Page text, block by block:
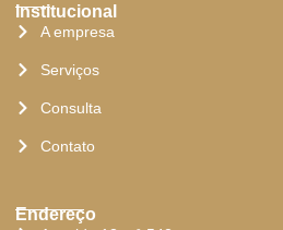
Institucional
A empresa
Serviços
Consulta
Contato
Endereço